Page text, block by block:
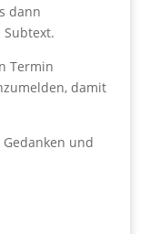
dann
Termin
damit
und